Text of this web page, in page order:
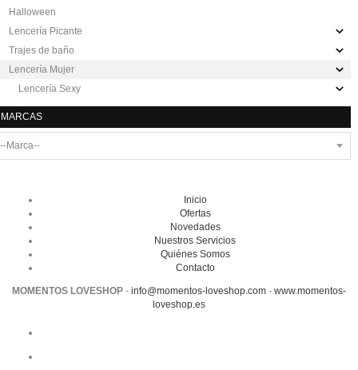
Halloween
Lencería Picante
Trajes de baño
Lencería Mujer
Lencería Sexy
MARCAS
Inicio
Ofertas
Novedades
Nuestros Servicios
Quiénes Somos
Contacto
MOMENTOS LOVESHOP - info@momentos-loveshop.com - www.momentos-
loveshop.es